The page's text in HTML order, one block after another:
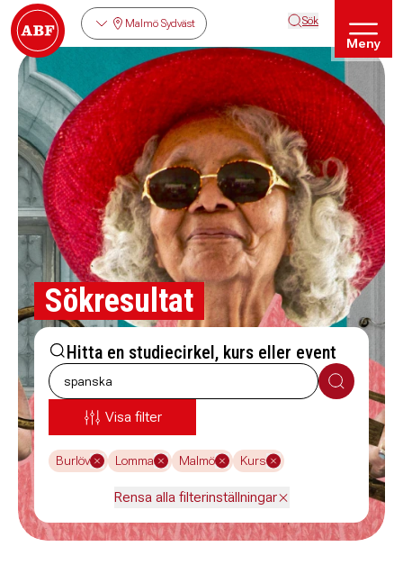
Malmö Sydväst Sök
Meny
Sökresultat
Hitta en studiecirkel, kurs eller event
Sök
Visa filter
Burlöv Lomma Malmö Kurs
Rensa alla filterinställningar